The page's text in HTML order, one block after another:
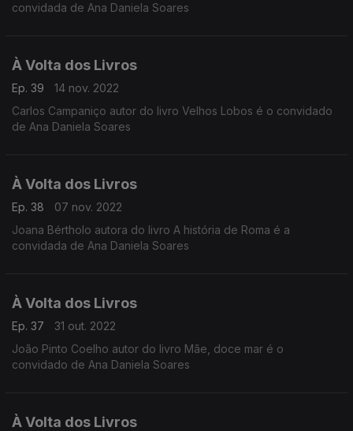
convidada de Ana Daniela Soares
À Volta dos Livros
Ep. 39
14 nov. 2022
Carlos Campaniço autor do livro Velhos Lobos é o convidado
de Ana Daniela Soares
À Volta dos Livros
Ep. 38
07 nov. 2022
Joana Bértholo autora do livro A história de Roma é a
convidada de Ana Daniela Soares
À Volta dos Livros
Ep. 37
31 out. 2022
João Pinto Coelho autor do livro Mãe, doce mar é o
convidado de Ana Daniela Soares
À Volta dos Livros